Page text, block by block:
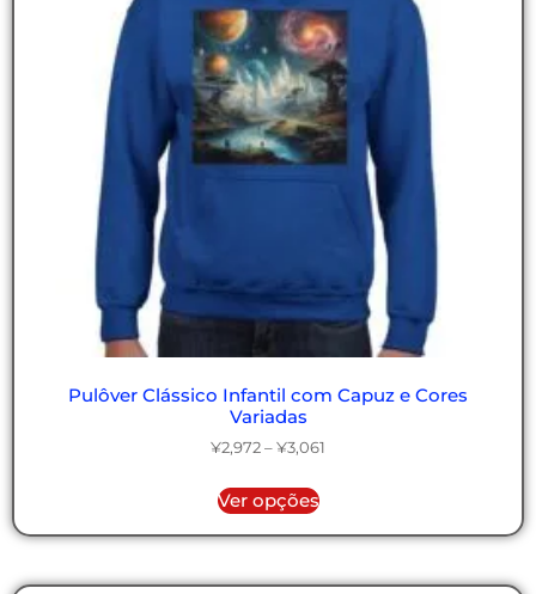
Pulôver Clássico Infantil com Capuz e Cores
Variadas
¥2,972 – ¥3,061
Ver opções